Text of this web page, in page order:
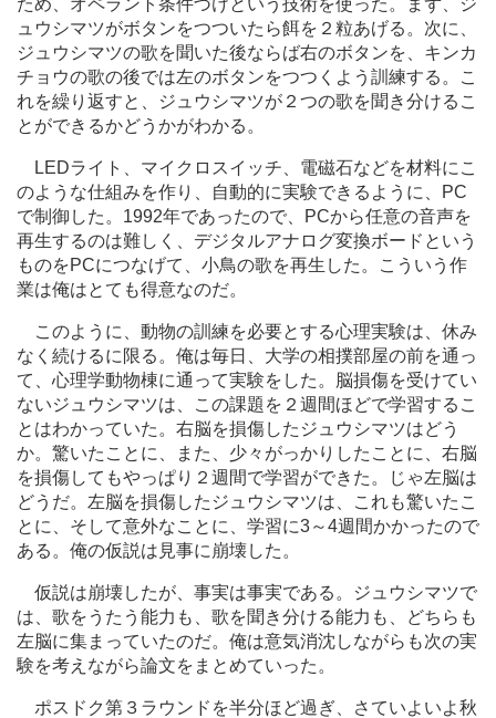
ため、オペラント条件づけという技術を使った。まず、ジ
ュウシマツがボタンをつついたら餌を２粒あげる。次に、
ジュウシマツの歌を聞いた後ならば右のボタンを、キンカ
チョウの歌の後では左のボタンをつつくよう訓練する。こ
れを繰り返すと、ジュウシマツが２つの歌を聞き分けるこ
とができるかどうかがわかる。
LEDライト、マイクロスイッチ、電磁石などを材料にこ
のような仕組みを作り、自動的に実験できるように、
PC
で制御した。 1992年であったので、 PCから任意の音声を
再生するのは難しく、デジタルアナログ変換ボードという
ものをPCにつなげて、小鳥の歌を再生した。こういう作
業は俺はとても得意なのだ。
このように、動物の訓練を必要とする心理実験は、休み
なく続けるに限る。俺は毎日、大学の相撲部屋の前を通っ
て、心理学動物棟に通って実験をした。脳損傷を受けてい
ないジュウシマツは、この課題を２週間ほどで学習するこ
とはわかっていた。右脳を損傷したジュウシマツはどう
か。驚いたことに、また、少々がっかりしたことに、右脳
を損傷してもやっぱり２週間で学習ができた。じゃ左脳は
どうだ。左脳を損傷したジュウシマツは、これも驚いたこ
とに、そして意外なことに、学習に3～4週間かかったので
ある。俺の仮説は見事に崩壊した。
仮説は崩壊したが、事実は事実である。ジュウシマツで
は、歌をうたう能力も、歌を聞き分ける能力も、どちらも
左脳に集まっていたのだ。俺は意気消沈しながらも次の実
験を考えながら論文をまとめていった。
ポスドク第３ラウンドを半分ほど過ぎ、さていよいよ秋